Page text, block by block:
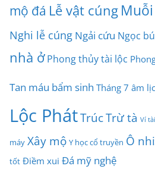
mộ đá Lễ vật cúng Muỗi
Nghi lễ cúng Ngải cứu Ngọc
nhà ở Phong thủy tài lộc
Tan máu bẩm sinh Tháng 7 âm
Lộc PhátTrúcTrừ tà Ví
máy Xây mộ Y học cổ truyền Ô
tốt Điềm xui Đá mỹ nghệ